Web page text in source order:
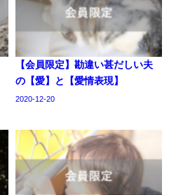
【会員限定】勘違い甚だしい夫
の【愛】と【愛情表現】
2020-12-20